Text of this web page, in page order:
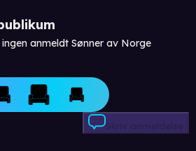
anmeldt Sønner av Norge
Skriv anmeldelse